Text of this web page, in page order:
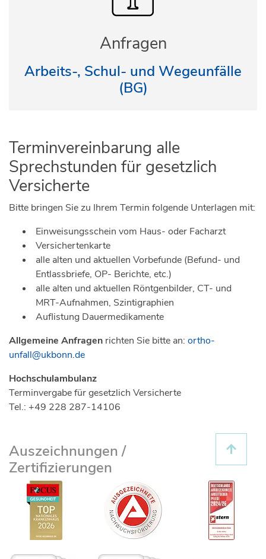
Anfragen
Arbeits-, Schul- und Wegeunfälle
(BG)
Terminvereinbarung alle
Sprechstunden für gesetzlich
Versicherte
Bitte bringen Sie zu Ihrem Termin folgende Unterlagen mit:
Einweisungsschein vom Haus- oder Facharzt
Versichertenkarte
alle alten und aktuellen Vorbefunde (Befund- und
Entlassbriefe, OP- Berichte, etc.)
alle alten und aktuellen Röntgenbilder, CT- und
MRT-Aufnahmen, Szintigraphien
Auflistung Dauermedikamente
Allgemeine Anfragen richten Sie bitte an: ortho-
unfall@ukbonn.de
Hochschulambulanz
Terminvergabe für gesetzlich Versicherte
Tel.: +49 228 287-14106
Auszeichnungen /
Zertifizierungen